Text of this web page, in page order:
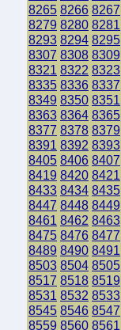
8265 8266 8267
8279 8280 8281
8293 8294 8295
8307 8308 8309
8321 8322 8323
8335 8336 8337
8349 8350 8351
8363 8364 8365
8377 8378 8379
8391 8392 8393
8405 8406 8407
8419 8420 8421
8433 8434 8435
8447 8448 8449
8461 8462 8463
8475 8476 8477
8489 8490 8491
8503 8504 8505
8517 8518 8519
8531 8532 8533
8545 8546 8547
8559 8560 8561